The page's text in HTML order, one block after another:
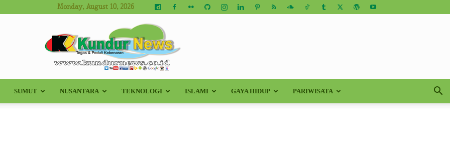
Monday, August 10, 2026
Kundur
SUMUT NUSANTARA TEKNOLOGI ISLAMI GAYA HIDUP PARIWISATA